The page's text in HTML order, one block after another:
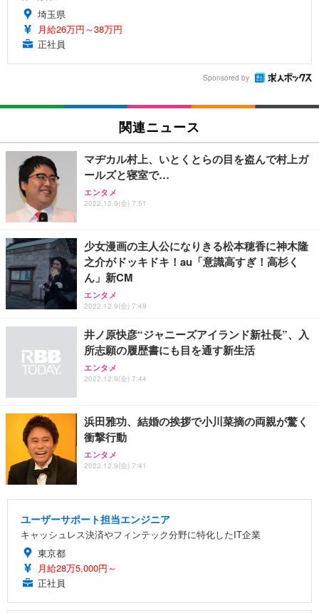
埼玉県
月給26万円～38万円
正社員
Sponsored by
関連ニュース
マヂカル村上、いとくとらの目を盗んで村上ガ
ールズと寝室で…
エンタメ
2022.12.9(金) 7:51
少女漫画の主人公になりきる松本穂香に神木隆
之介がドッキドキ！au「意識高すぎ！高杉く
ん」新CM
エンタメ
2022.12.9(金) 7:49
井ノ原快彦“ジャニーズアイランド新社長”、入
所志願の履歴書にも目を通す新生活
エンタメ
2022.12.9(金) 7:44
浜田雅功、結婚の挨拶で小川菜摘の両親が驚く
衝撃行動
エンタメ
2022.12.9(金) 7:41
ユーザーサポート担当エンジニア
キャッシュレス決済やフィンテック分野に特化したIT企業
東京都
月給28万5,000円～
正社員